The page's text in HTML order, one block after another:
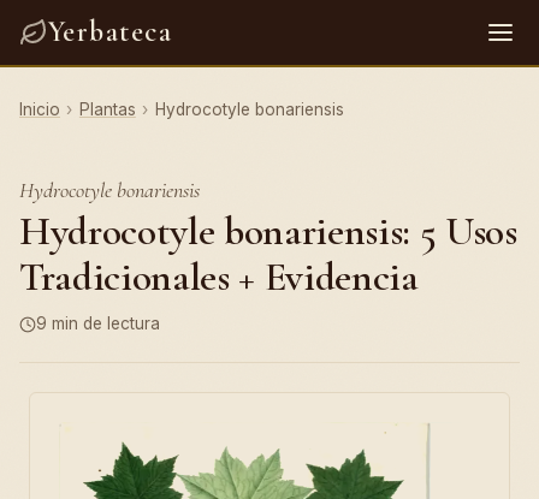
Yerbateca
Inicio › Plantas › Hydrocotyle bonariensis
Hydrocotyle bonariensis
Hydrocotyle bonariensis: 5 Usos
Tradicionales + Evidencia
9 min de lectura